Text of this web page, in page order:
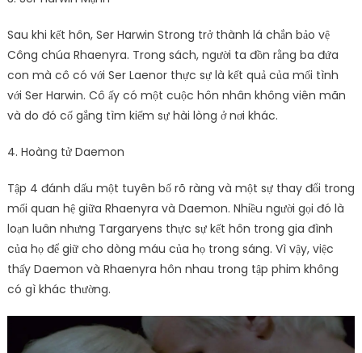
Sau khi kết hôn, Ser Harwin Strong trở thành lá chắn bảo vệ
Công chúa Rhaenyra. Trong sách, người ta đồn rằng ba đứa
con mà cô có với Ser Laenor thực sự là kết quả của mối tình
với Ser Harwin. Cô ấy có một cuộc hôn nhân không viên mãn
và do đó cố gắng tìm kiếm sự hài lòng ở nơi khác.
4. Hoàng tử Daemon
Tập 4 đánh dấu một tuyên bố rõ ràng và một sự thay đổi trong
mối quan hệ giữa Rhaenyra và Daemon. Nhiều người gọi đó là
loạn luân nhưng Targaryens thực sự kết hôn trong gia đình
của họ để giữ cho dòng máu của họ trong sáng. Vì vậy, việc
thấy Daemon và Rhaenyra hôn nhau trong tập phim không
có gì khác thường.